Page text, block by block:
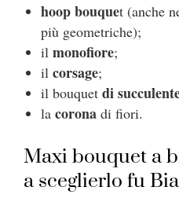
hoop bouquet (anche
più geometriche);
il monofiore;
il corsage;
il bouquet di
la coronadi fiori.
Maxi bouquet a
a sceglierlo fu